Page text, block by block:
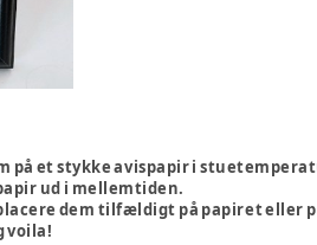
på et stykke avispapir i
ud i mellemtiden.
dem tilfældigt på papiret eller
voila!